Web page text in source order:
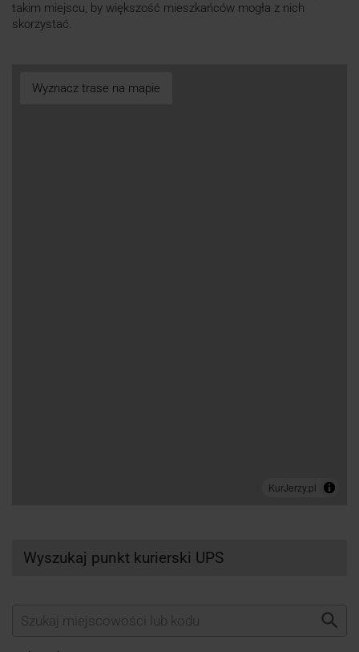
takim miejscu, by większość mieszkańców mogła z nich
skorzystać.
Wyznacz trase na mapie
Wyszukaj punkt kurierski UPS